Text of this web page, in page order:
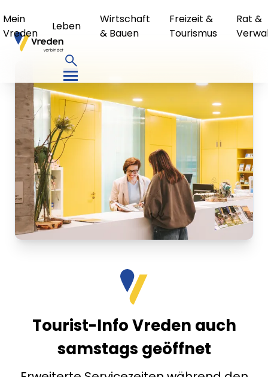
Mein
Vreden
Leben
Wirtschaft
& Bauen
Freizeit &
Tourismus
Rat &
Tourist-Info Vreden auch
samstags geöffnet